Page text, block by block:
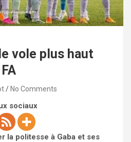
vole plus haut
No Comments
sociaux
la politesse à Gaba et ses